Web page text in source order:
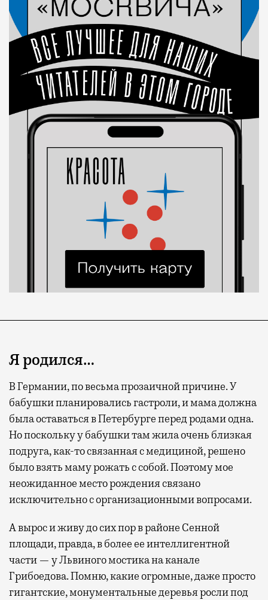
Я родился…
В Германии, по весьма прозаичной причине. У
бабушки планировались гастроли, и мама должна
была оставаться в Петербурге перед родами одна.
Но поскольку у бабушки там жила очень близкая
подруга, как-то связанная с медициной, решено
было взять маму рожать с собой. Поэтому мое
неожиданное место рождения связано
исключительно с организационными вопросами.
А вырос и живу до сих пор в районе Сенной
площади, правда, в более ее интеллигентной
части — у Львиного мостика на канале
Грибоедова. Помню, какие огромные, даже просто
гигантские, монументальные деревья росли под